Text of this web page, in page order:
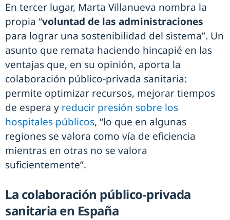
En tercer lugar, Marta Villanueva nombra la
propia “voluntad de las administraciones
para lograr una sostenibilidad del sistema”. Un
asunto que remata haciendo hincapié en las
ventajas que, en su opinión, aporta la
colaboración público-privada sanitaria:
permite optimizar recursos, mejorar tiempos
de espera y reducir presión sobre los
hospitales públicos, “lo que en algunas
regiones se valora como vía de eficiencia
mientras en otras no se valora
suficientemente”.
La colaboración público-privada
sanitaria en España